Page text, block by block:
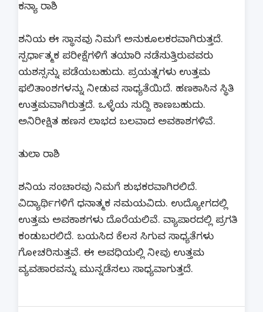
​ಕನ್ಯಾ ರಾಶಿ
ಶನಿಯ ಈ ಸ್ಥಾನವು ನಿಮಗೆ ಅನುಕೂಲಕರವಾಗಿರುತ್ತದೆ.
ಸ್ಪರ್ಧಾತ್ಮಕ ಪರೀಕ್ಷೆಗಳಿಗೆ ತಯಾರಿ ನಡೆಸುತ್ತಿರುವವರು
ಯಶಸ್ಸನ್ನು ಪಡೆಯಬಹುದು. ಪ್ರಯತ್ನಗಳು ಉತ್ತಮ
ಫಲಿತಾಂಶಗಳನ್ನು ನೀಡುವ ಸಾಧ್ಯತೆಯಿದೆ. ಹಣಕಾಸಿನ ಸ್ಥಿತಿ
ಉತ್ತಮವಾಗಿರುತ್ತದೆ. ಒಳ್ಳೆಯ ಸುದ್ದಿ ಕಾಣಬಹುದು.
ಅನಿರೀಕ್ಷಿತ ಹಣಸ ಲಾಭದ ಬಲವಾದ ಅವಕಾಶಗಳಿವೆ.
ತುಲಾ ರಾಶಿ
ಶನಿಯ ಸಂಚಾರವು ನಿಮಗೆ ಶುಭಕರವಾಗಿರಲಿದೆ.
ವಿದ್ಯಾರ್ಥಿಗಳಿಗೆ ಧನಾತ್ಮಕ ಸಮಯವಿದು. ಉದ್ಯೋಗದಲ್ಲಿ
ಉತ್ತಮ ಅವಕಾಶಗಳು ದೊರೆಯಲಿವೆ. ವ್ಯಾಪಾರದಲ್ಲಿ ಪ್ರಗತಿ
ಕಂಡುಬರಲಿದೆ. ಬಯಸಿದ ಕೆಲಸ ಸಿಗುವ ಸಾಧ್ಯತೆಗಳು
ಗೋಚರಿಸುತ್ತವೆ. ಈ ಅವಧಿಯಲ್ಲಿ ನೀವು ಉತ್ತಮ
ವ್ಯವಹಾರವನ್ನು ಮುನ್ನಡೆಸಲು ಸಾಧ್ಯವಾಗುತ್ತದೆ.